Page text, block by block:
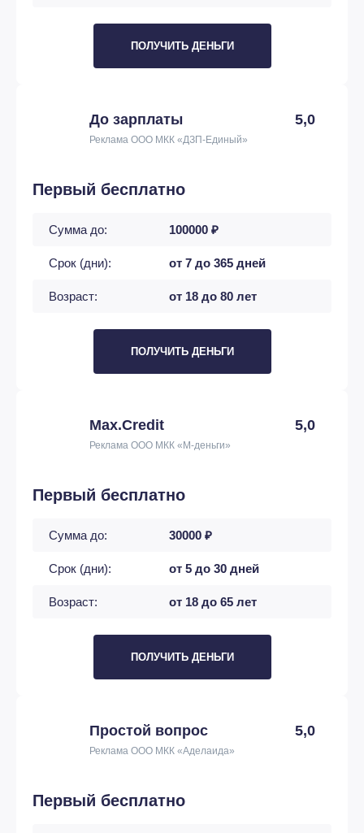
ПОЛУЧИТЬ ДЕНЬГИ
До зарплаты 5,0
Реклама ООО МКК «ДЗП-Единый»
Первый бесплатно
Сумма до: 100000 ₽
Срок (дни): от 7 до 365 дней
Возраст: от 18 до 80 лет
ПОЛУЧИТЬ ДЕНЬГИ
Max.Credit 5,0
Реклама ООО МКК «М-деньги»
Первый бесплатно
Сумма до: 30000 ₽
Срок (дни): от 5 до 30 дней
Возраст: от 18 до 65 лет
ПОЛУЧИТЬ ДЕНЬГИ
Простой вопрос 5,0
Реклама ООО МКК «Аделаида»
Первый бесплатно